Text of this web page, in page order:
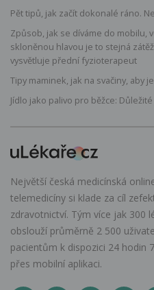
Pět tipů, jak začít dokonalé ráno.
Způsob, jak se díváme do mobilu,
skloněnou hlavou je to stejná
vysvětluje přední fyzioterapeut
Tipy maminek, jak na svačiny, aby
Jídlo jako palivo pro běžce:
Největší česká medicínská
telemedicíny si klade za cíl
zdravotnictví. Tým více jak 300
obslouží průměrně 2 500
pacientům k dispozici 24 hodin
přes mobilní aplikaci.